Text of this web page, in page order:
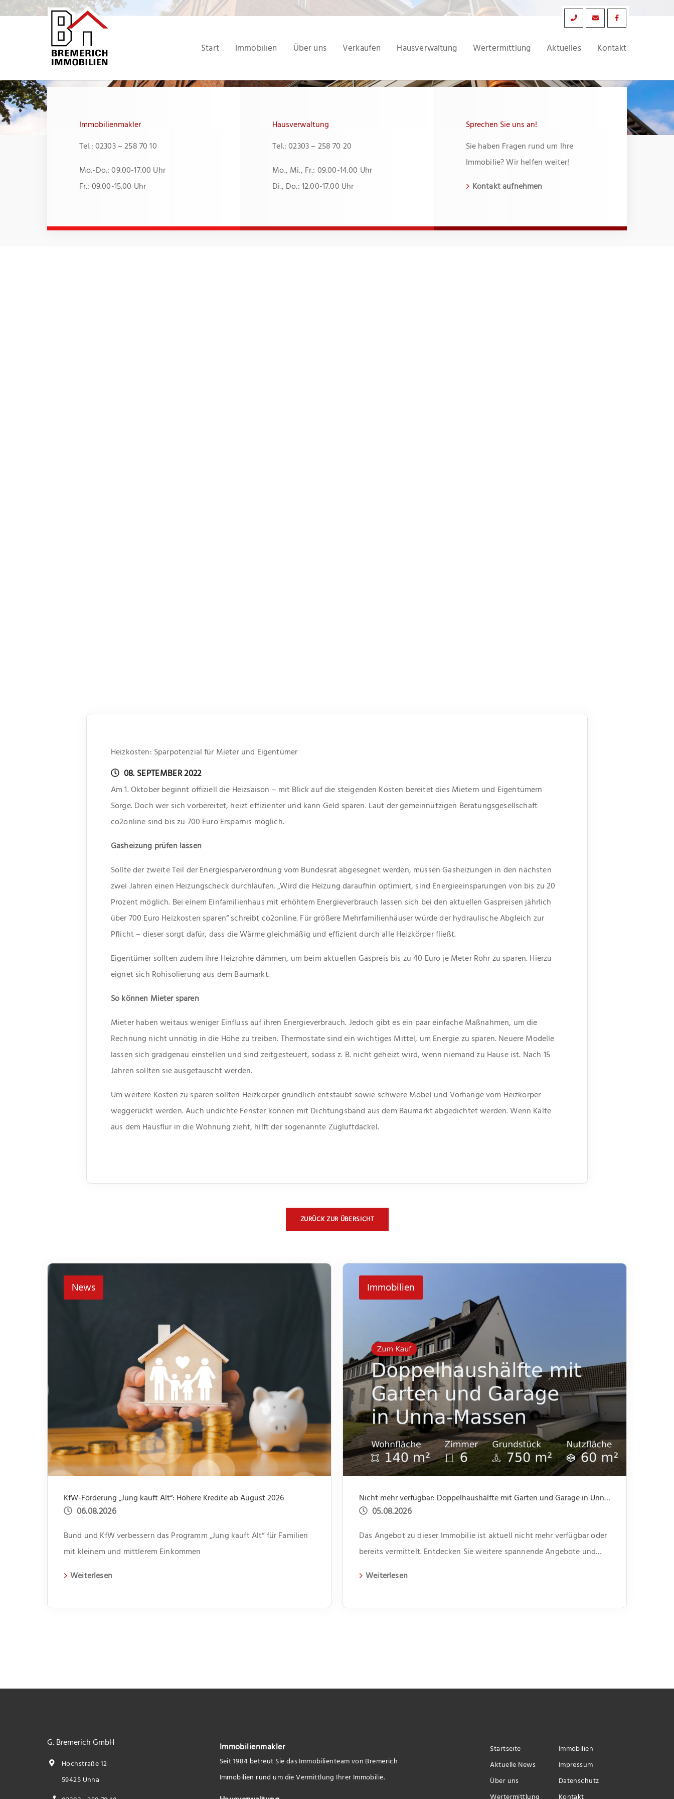
Zum
Start Immobilien Über uns Verkaufen Hausverwaltung Wertermittlung Aktuelles Kontakt
Immobilienmakler
Tel.: 02303 – 258 70 10
Mo.-Do.: 09.00-17.00 Uhr
Fr.: 09.00-15.00 Uhr
Hausverwaltung
Tel.: 02303 – 258 70 20
Mo., Mi., Fr.: 09.00-14.00 Uhr
Di., Do.: 12.00-17.00 Uhr
Sprechen Sie uns an!
Sie haben Fragen rund um Ihre
Immobilie? Wir helfen weiter!
Kontakt aufnehmen
Heizkosten: Sparpotenzial für Mieter und Eigentümer
08. SEPTEMBER 2022
Am 1. Oktober beginnt offiziell die Heizsaison – mit Blick auf die steigenden Kosten bereitet dies Mietern und Eigentümern
Sorge. Doch wer sich vorbereitet, heizt effizienter und kann Geld sparen. Laut der gemeinnützigen Beratungsgesellschaft
co2online sind bis zu 700 Euro Ersparnis möglich.
Gasheizung prüfen lassen
Sollte der zweite Teil der Energiesparverordnung vom Bundesrat abgesegnet werden, müssen Gasheizungen in den nächsten
zwei Jahren einen Heizungscheck durchlaufen. „Wird die Heizung daraufhin optimiert, sind Energieeinsparungen von bis zu 20
Prozent möglich. Bei einem Einfamilienhaus mit erhöhtem Energieverbrauch lassen sich bei den aktuellen Gaspreisen jährlich
über 700 Euro Heizkosten sparen“ schreibt co2online. Für größere Mehrfamilienhäuser würde der hydraulische Abgleich zur
Pflicht – dieser sorgt dafür, dass die Wärme gleichmäßig und effizient durch alle Heizkörper fließt.
Eigentümer sollten zudem ihre Heizrohre dämmen, um beim aktuellen Gaspreis bis zu 40 Euro je Meter Rohr zu sparen. Hierzu
eignet sich Rohisolierung aus dem Baumarkt.
So können Mieter sparen
Mieter haben weitaus weniger Einfluss auf ihren Energieverbrauch. Jedoch gibt es ein paar einfache Maßnahmen, um die
Rechnung nicht unnötig in die Höhe zu treiben. Thermostate sind ein wichtiges Mittel, um Energie zu sparen. Neuere Modelle
lassen sich gradgenau einstellen und sind zeitgesteuert, sodass z. B. nicht geheizt wird, wenn niemand zu Hause ist. Nach 15
Jahren sollten sie ausgetauscht werden.
Um weitere Kosten zu sparen sollten Heizkörper gründlich entstaubt sowie schwere Möbel und Vorhänge vom Heizkörper
weggerückt werden. Auch undichte Fenster können mit Dichtungsband aus dem Baumarkt abgedichtet werden. Wenn Kälte
aus dem Hausflur in die Wohnung zieht, hilft der sogenannte Zugluftdackel.
ZURÜCK ZUR ÜBERSICHT
News
KfW-Förderung „Jung kauft Alt“: Höhere Kredite ab August 2026
06.08.2026
Bund und KfW verbessern das Programm „Jung kauft Alt“ für Familien
mit kleinem und mittlerem Einkommen
Weiterlesen
Immobilien
Nicht mehr verfügbar: Doppelhaushälfte mit Garten und Garage in Unna-Massen
05.08.2026
Das Angebot zu dieser Immobilie ist aktuell nicht mehr verfügbar oder
bereits vermittelt. Entdecken Sie weitere spannende Angebote und
Weiterlesen
G. Bremerich GmbH
Hochstraße 12
59425 Unna
Immobilienmakler
Seit 1984 betreut Sie das Immobilienteam von Bremerich
Immobilien rund um die Vermittlung Ihrer Immobilie.
Startseite
Immobilien
Aktuelle News
Impressum
Über uns
Datenschutz
Wertermittlung
Kontakt